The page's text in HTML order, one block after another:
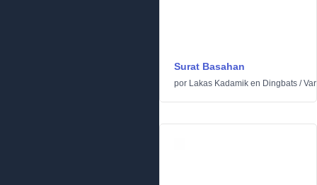
Surat Basahan
por Lakas Kadamik en Dingbats /